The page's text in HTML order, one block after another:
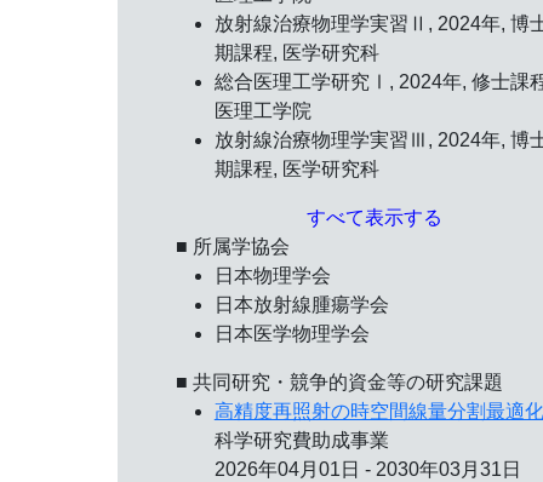
放射線治療物理学実習Ⅱ, 2024年, 博
期課程, 医学研究科
総合医理工学研究Ⅰ, 2024年, 修士課
医理工学院
放射線治療物理学実習Ⅲ, 2024年, 博
期課程, 医学研究科
すべて表示する
■ 所属学協会
日本物理学会
日本放射線腫瘍学会
日本医学物理学会
■ 共同研究・競争的資金等の研究課題
高精度再照射の時空間線量分割最適化
科学研究費助成事業
2026年04月01日 - 2030年03月31日